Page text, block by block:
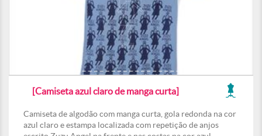
[Camiseta azul claro de manga curta]
Camiseta de algodão com manga curta, gola redonda na cor
azul claro e estampa localizada com repetição de anjos